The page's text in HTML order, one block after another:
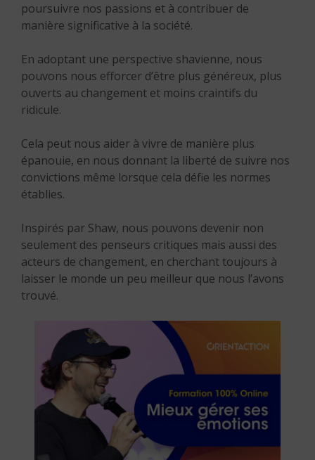
poursuivre nos passions et à contribuer de
manière significative à la société.
En adoptant une perspective shavienne, nous
pouvons nous efforcer d’être plus généreux, plus
ouverts au changement et moins craintifs du
ridicule.
Cela peut nous aider à vivre de manière plus
épanouie, en nous donnant la liberté de suivre nos
convictions même lorsque cela défie les normes
établies.
Inspirés par Shaw, nous pouvons devenir non
seulement des penseurs critiques mais aussi des
acteurs de changement, en cherchant toujours à
laisser le monde un peu meilleur que nous l’avons
trouvé.